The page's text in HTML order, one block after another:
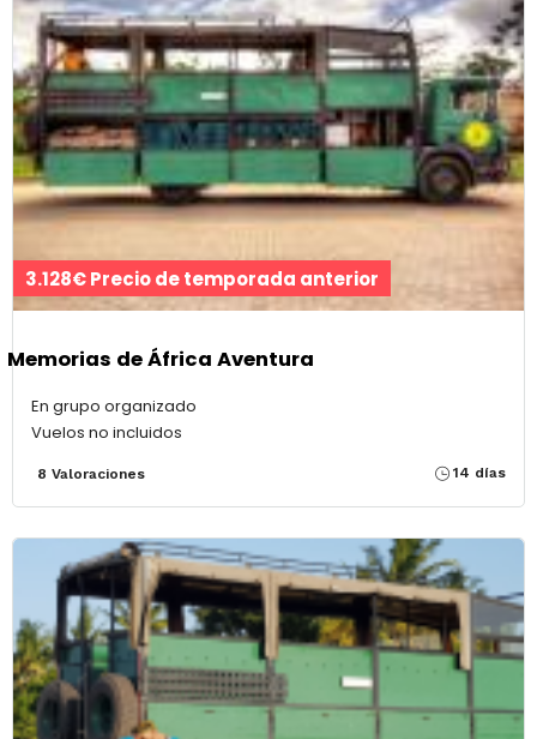
3.128€ Precio de temporada anterior
Memorias de África Aventura
En grupo organizado
Vuelos no incluidos
8 Valoraciones 14 días